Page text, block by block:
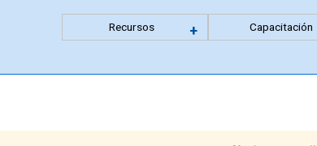
Recursos +ExpandirCapacitación